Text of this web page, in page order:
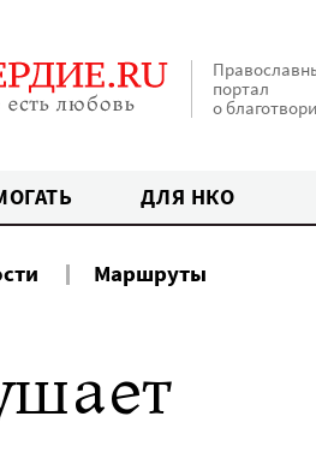
портал
о
ДЛЯ НКО
Маршруты